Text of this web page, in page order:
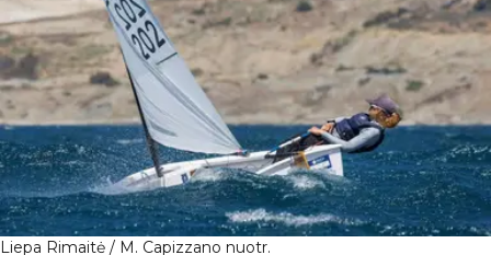
Liepa Rimaitė / M. Capizzano nuotr.